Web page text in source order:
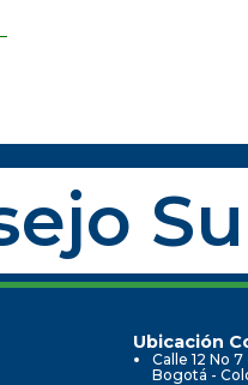
Ubicación
Calle 12 No
Bogotá -